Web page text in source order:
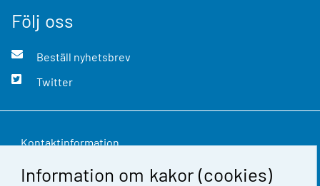
Information om kakor (cookies)
Följ oss
Beställ nyhetsbrev
Twitter
Kontaktinformation
Respons